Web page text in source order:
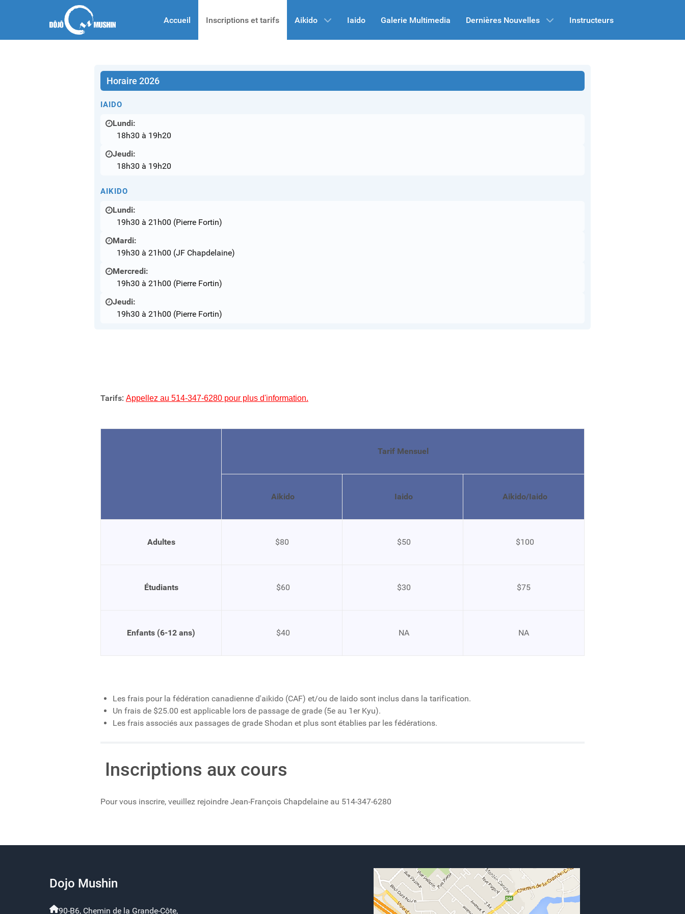
Accueil Inscriptions et tarifs Aikido Iaido Galerie Multimedia Dernières Nouvelles Instructeurs
Horaire 2026
IAIDO
Lundi:
18h30 à 19h20
Jeudi:
18h30 à 19h20
AIKIDO
Lundi:
19h30 à 21h00 (Pierre Fortin)
Mardi:
19h30 à 21h00 (JF Chapdelaine)
Mercredi:
19h30 à 21h00 (Pierre Fortin)
Jeudi:
19h30 à 21h00 (Pierre Fortin)
Tarifs: Appellez au 514-347-6280 pour plus d'information.
Tarif Mensuel
Aikido Iaido Aikido/Iaido
Adultes $80 $50 $100
Étudiants $60 $30 $75
Enfants (6-12 ans) $40 NA NA
Les frais pour la fédération canadienne d'aikido (CAF) et/ou de Iaido sont inclus dans la tarification.
Un frais de $25.00 est applicable lors de passage de grade (5e au 1er Kyu).
Les frais associés aux passages de grade Shodan et plus sont établies par les fédérations.
Inscriptions aux cours
Pour vous inscrire, veuillez rejoindre Jean-François Chapdelaine au 514-347-6280
Dojo Mushin
90-B6, Chemin de la Grande-Côte,